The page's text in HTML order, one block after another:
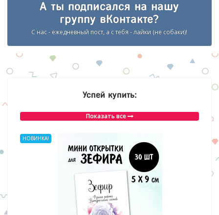
А ты подписался на нашу
группу вКонтакте?
С нас - ежедневный пост, а с тебя - лайки (не собаки)!
Успей купить:
Показать все
НОВИНКА!